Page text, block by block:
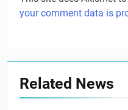
your comment data is
Related News